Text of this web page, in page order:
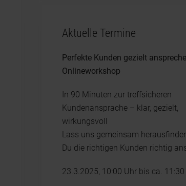
Aktuelle Termine
Perfekte Kunden gezielt
Onlineworkshop
In 90 Minuten zur treffsicheren
Kundenansprache – klar, gezielt,
wirkungsvoll
Lass uns gemeinsam
Du die richtigen Kunden richtig
23.3.2025, 10:00 Uhr bis ca. 11:30